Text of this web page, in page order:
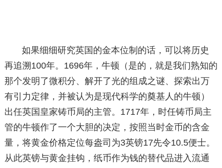
如果细细研究英国的金本位制的话，可以将历史
再追溯100年。1696年，牛顿（是的，就是我们熟知的
那个发明了微积分、解开了光的组成之谜、探索出万
有引力定律，并被认为是现代科学的奠基人的牛顿）
出任英国皇家铸币局的主管。1717年，时任铸币局主
管的牛顿作了一个大胆的决定，按照当时金币的含金
量，将黄金价格定位每盎司为3英镑17先令10.5便士。
从此英镑与黄金挂钩，纸币作为钱的替代品进入流通